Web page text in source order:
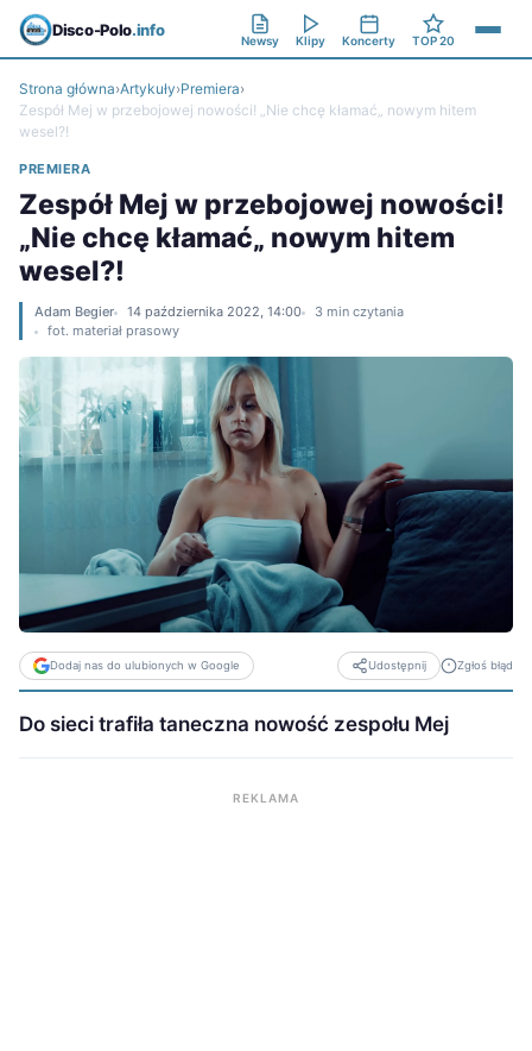
Disco-Polo.info
Newsy Klipy Koncerty TOP 20
Strona główna›Artykuły›Premiera›
Zespół Mej w przebojowej nowości! „Nie chcę kłamać„ nowym hitem
wesel?!
PREMIERA
Zespół Mej w przebojowej nowości!
„Nie chcę kłamać„ nowym hitem
wesel?!
Adam Begier 14 października 2022, 14:00
3 min czytania
fot. materiał prasowy
Dodaj nas do ulubionych w Google Udostępnij Zgłoś błąd
Do sieci trafiła taneczna nowość zespołu Mej
REKLAMA